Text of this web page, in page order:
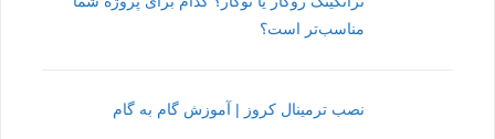
مناسب‌تر است؟
نصب ترمینال کروز | آموزش گام به گام